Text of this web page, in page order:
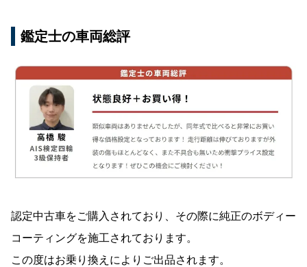
鑑定士の車両総評
認定中古車をご購入されており、その際に純正のボディー
コーティングを施工されております。
この度はお乗り換えによりご出品されます。